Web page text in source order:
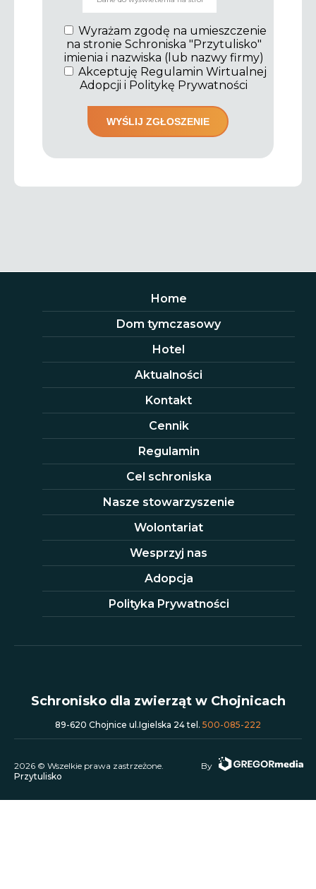
Wyrażam zgodę na umieszczenie
na stronie Schroniska "Przytulisko"
imienia i nazwiska (lub nazwy firmy)
Akceptuję Regulamin Wirtualnej
Adopcji i Politykę Prywatności
Home
Dom tymczasowy
Hotel
Aktualności
Kontakt
Cennik
Regulamin
Cel schroniska
Nasze stowarzyszenie
Wolontariat
Wesprzyj nas
Adopcja
Polityka Prywatności
Schronisko dla zwierząt w Chojnicach
89-620 Chojnice ul.Igielska 24 tel. 500-085-222
2026 © Wszelkie prawa zastrzeżone.
Przytulisko
By